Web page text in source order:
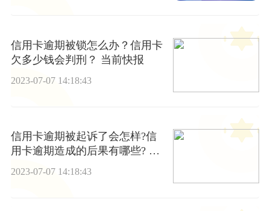
信用卡逾期被锁怎么办？信用卡
欠多少钱会判刑？ 当前快报
2023-07-07 14:18:43
信用卡逾期被起诉了会怎样?信
用卡逾期造成的后果有哪些? 短
讯
2023-07-07 14:18:43